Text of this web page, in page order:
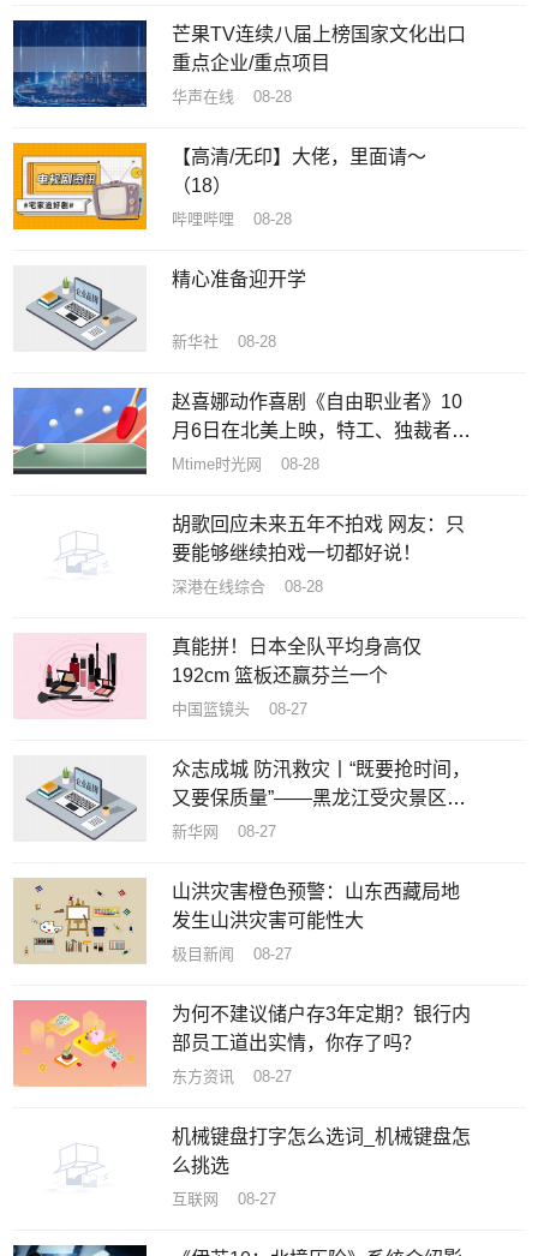
芒果TV连续八届上榜国家文化出口
重点企业/重点项目
华声在线 08-28
【高清/无印】大佬，里面请～
（18）
哔哩哔哩 08-28
精心准备迎开学
新华社 08-28
赵喜娜动作喜剧《自由职业者》10
月6日在北美上映，特工、独裁者和
美女丛林逃亡
Mtime时光网 08-28
胡歌回应未来五年不拍戏 网友：只
要能够继续拍戏一切都好说！
深港在线综合 08-28
真能拼！日本全队平均身高仅
192cm 篮板还赢芬兰一个
中国篮镜头 08-27
众志成城 防汛救灾丨“既要抢时间，
又要保质量”——黑龙江受灾景区加
速恢复重建
新华网 08-27
山洪灾害橙色预警：山东西藏局地
发生山洪灾害可能性大
极目新闻 08-27
为何不建议储户存3年定期？银行内
部员工道出实情，你存了吗？
东方资讯 08-27
机械键盘打字怎么选词_机械键盘怎
么挑选
互联网 08-27